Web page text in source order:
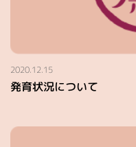
2020.12.15
発育状況について